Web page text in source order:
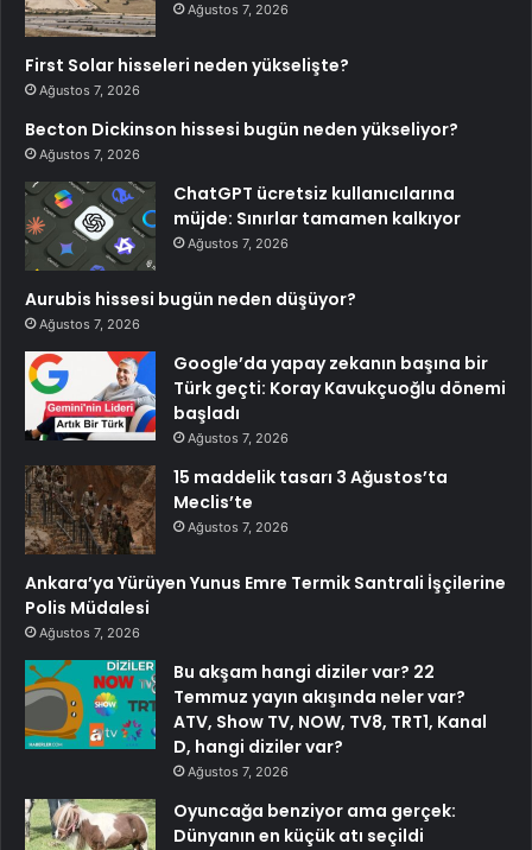
Ağustos 7, 2026
First Solar hisseleri neden yükselişte?
Ağustos 7, 2026
Becton Dickinson hissesi bugün neden yükseliyor?
Ağustos 7, 2026
ChatGPT ücretsiz kullanıcılarına
müjde: Sınırlar tamamen kalkıyor
Ağustos 7, 2026
Aurubis hissesi bugün neden düşüyor?
Ağustos 7, 2026
Google’da yapay zekanın başına bir
Türk geçti: Koray Kavukçuoğlu dönemi
başladı
Ağustos 7, 2026
15 maddelik tasarı 3 Ağustos’ta
Meclis’te
Ağustos 7, 2026
Ankara’ya Yürüyen Yunus Emre Termik Santrali İşçilerine
Polis Müdalesi
Ağustos 7, 2026
Bu akşam hangi diziler var? 22
Temmuz yayın akışında neler var?
ATV, Show TV, NOW, TV8, TRT1, Kanal
D, hangi diziler var?
Ağustos 7, 2026
Oyuncağa benziyor ama gerçek:
Dünyanın en küçük atı seçildi